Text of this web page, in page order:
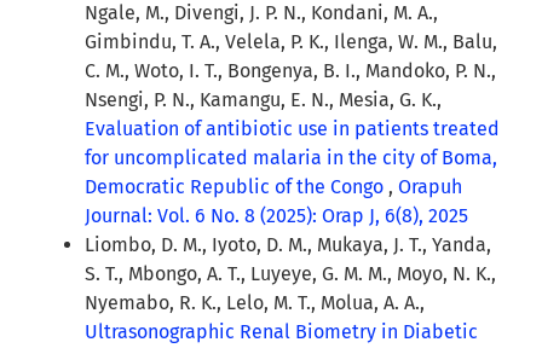
Ngale, M., Divengi, J. P. N., Kondani, M. A.,
Gimbindu, T. A., Velela, P. K., Ilenga, W. M., Balu,
C. M., Woto, I. T., Bongenya, B. I., Mandoko, P. N.,
Nsengi, P. N., Kamangu, E. N., Mesia, G. K.,
Evaluation of antibiotic use in patients treated
for uncomplicated malaria in the city of Boma,
Democratic Republic of the Congo , Orapuh
Journal: Vol. 6 No. 8 (2025): Orap J, 6(8), 2025
Liombo, D. M., Iyoto, D. M., Mukaya, J. T., Yanda,
S. T., Mbongo, A. T., Luyeye, G. M. M., Moyo, N. K.,
Nyemabo, R. K., Lelo, M. T., Molua, A. A.,
Ultrasonographic Renal Biometry in Diabetic